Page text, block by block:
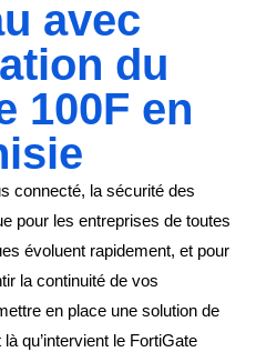
avec
du
100F en
connecté, la sécurité des
pour les entreprises de toutes
évoluent rapidement, et pour
la continuité de vos
en place une solution de
qu’intervient le FortiGate